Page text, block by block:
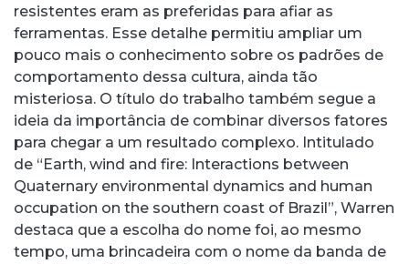
resistentes eram as preferidas para afiar as
ferramentas. Esse detalhe permitiu ampliar um
pouco mais o conhecimento sobre os padrões de
comportamento dessa cultura, ainda tão
misteriosa. O título do trabalho também segue a
ideia da importância de combinar diversos fatores
para chegar a um resultado complexo. Intitulado
de “Earth, wind and fire: Interactions between
Quaternary environmental dynamics and human
occupation on the southern coast of Brazil”, Warren
destaca que a escolha do nome foi, ao mesmo
tempo, uma brincadeira com o nome da banda de